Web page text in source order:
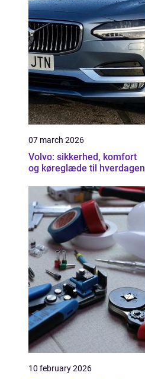
07 march 2026
Volvo: sikkerhed, komfort
og køreglæde til hverdagen
10 february 2026